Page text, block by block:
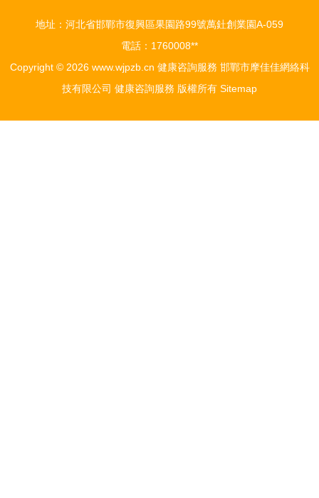
地址：河北省邯鄲市復興區果園路99號萬釷創業園A-059
電話：1760008**
Copyright © 2026 www.wjpzb.cn 健康咨詢服務 邯鄲市摩佳佳網絡科
技有限公司 健康咨詢服務 版權所有 Sitemap